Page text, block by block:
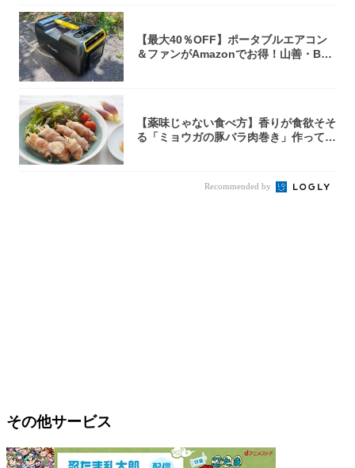
【最大40％OFF】ポータブルエアコン
＆ファンがAmazonでお得！山善・Bo
【薬味じゃない食べ方】香りが食欲そそ
る「ミョウガの豚バラ肉巻き」作ってみ
Recommended by
その他サービス